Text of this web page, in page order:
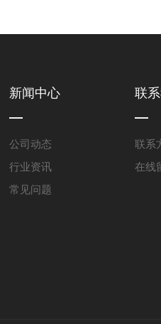
新闻中心
公司动态
行业资讯
常见问题
联
联系
在线